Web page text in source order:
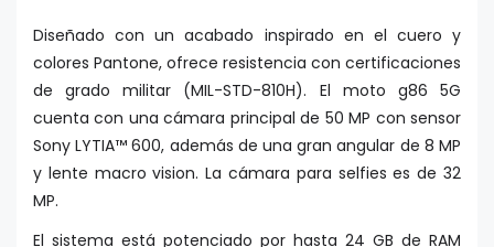
Diseñado con un acabado inspirado en el cuero y
colores Pantone, ofrece resistencia con certificaciones
de grado militar (MIL-STD-810H). El moto g86 5G
cuenta con una cámara principal de 50 MP con sensor
Sony LYTIA™ 600, además de una gran angular de 8 MP
y lente macro vision. La cámara para selfies es de 32
MP.
El sistema está potenciado por hasta 24 GB de RAM